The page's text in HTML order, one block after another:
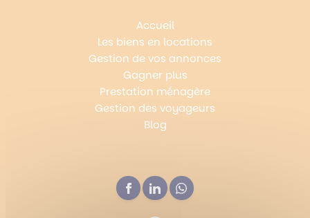
Accueil
Les biens en locations
Gestion de vos annonces
Gagner plus
Prestation ménagère
Gestion des voyageurs
Blog